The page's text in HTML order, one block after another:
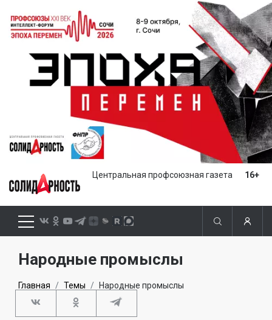
Центральная профсоюзная газета 16+
Народные промыслы
Главная Темы Народные промыслы